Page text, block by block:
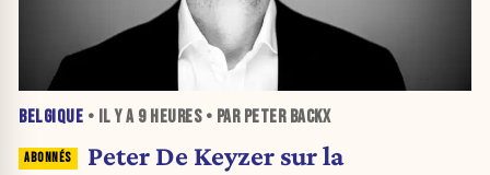
BELGIQUE • IL Y A 9 HEURES• PAR PETER BACKX
Peter De Keyzer sur la